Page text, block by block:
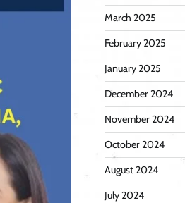
March 2025
February 2025
January 2025
December 2024
November 2024
October 2024
August 2024
July 2024